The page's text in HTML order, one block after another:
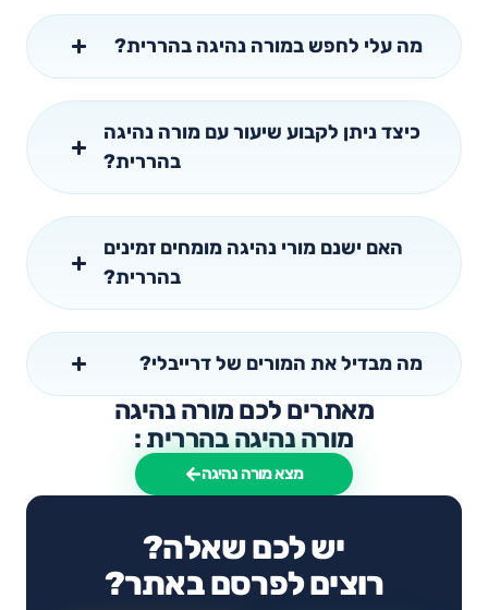
מה עלי לחפש במורה נהיגה בהררית?
כיצד ניתן לקבוע שיעור עם מורה נהיגה
בהררית?
האם ישנם מורי נהיגה מומחים זמינים
בהררית?
מה מבדיל את המורים של דרייבלי?
מאתרים לכם מורה נהיגה
מורה נהיגה בהררית :
מצא מורה נהיגה
יש לכם שאלה?
רוצים לפרסם באתר?